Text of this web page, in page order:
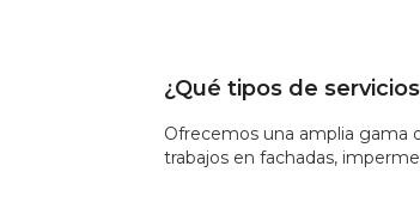
¿Qué tipos de
Ofrecemos una amplia gama
trabajos en fachadas,